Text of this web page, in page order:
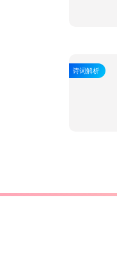
诗词解析